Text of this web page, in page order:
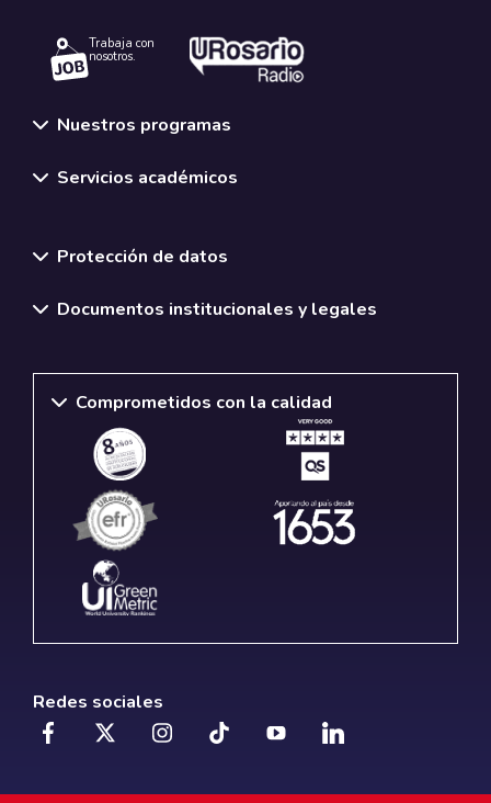
Trabaja con
nosotros.
Nuestros programas
Servicios académicos
Protección de datos
Documentos institucionales y legales
Comprometidos con la calidad
Redes sociales